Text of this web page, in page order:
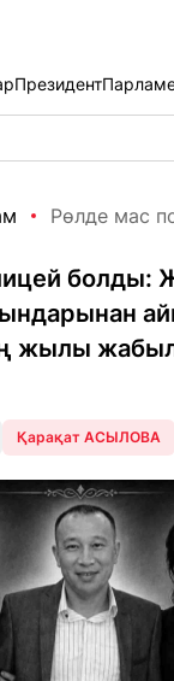
Президент
Рөлде мас
болды:
жылы
Қарақат АСЫЛОВА